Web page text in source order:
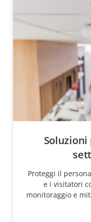
Soluzioni
Proteggi il
e i visitatori
monitoraggio e